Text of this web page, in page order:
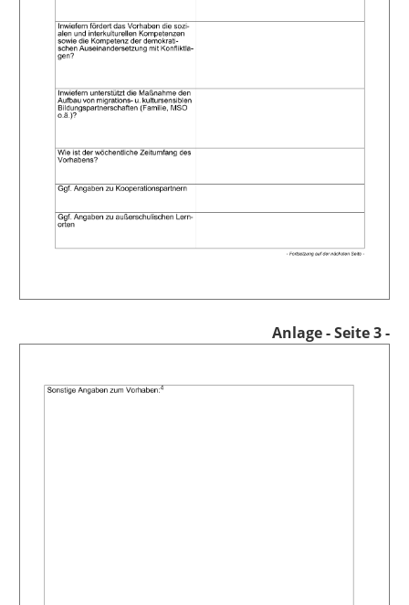
Anlage- Seite 3 -